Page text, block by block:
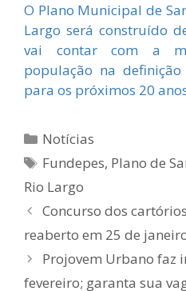
O Plano Municipal de
Largo será construído
vai contar com a
população na
para os próximos 20
Categorias
Notícias
Tags
Fundepes, Plano de
Rio Largo
Concurso dos
reaberto em 25 de
Projovem Urbano faz
fevereiro; garanta sua